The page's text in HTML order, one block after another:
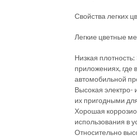
Свойства легких
Легкие цветные
Низкая
приложениях, где
автомобильной
Высокая электро-
их пригодными
Хорошая
использования в
Относительно